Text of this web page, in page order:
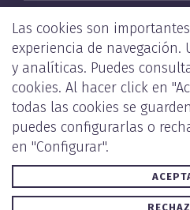
ENVIAR
POLÍTICA DE
AVISO
Las cookies son
experiencia de navegación.
y analíticas. Puedes
cookies. Al hacer click en
todas las cookies se
puedes configurarlas o
en "Configurar".